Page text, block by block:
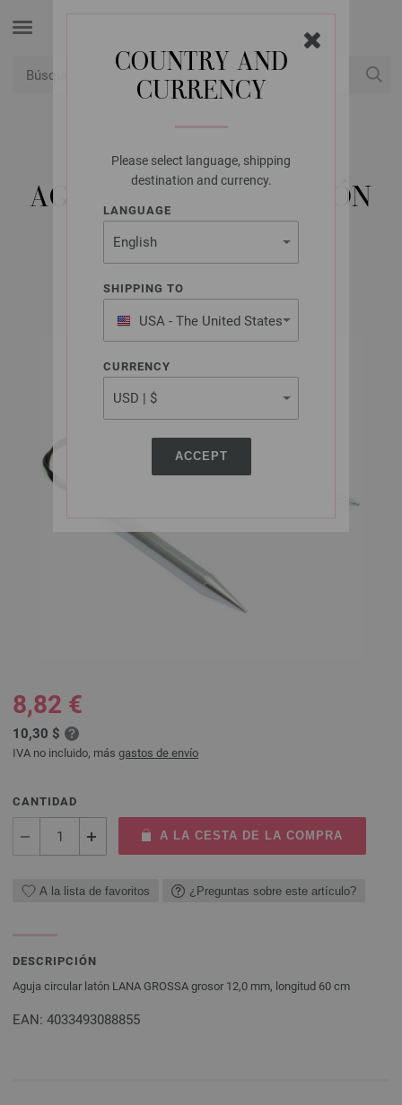
COUNTRY AND
CURRENCY
Please select language, shipping
destination and currency.
LANGUAGE
SHIPPING TO
USA - The United States
of America
CURRENCY
ACCEPT
LANA GROSSA
AGUJA CIRCULAR LATÓN
NO. 12,0/60CM
8,82 €
10,30 $
IVA no incluido, más gastos de envío
CANTIDAD
A LA CESTA DE LA COMPRA
A la lista de favoritos ¿Preguntas sobre este artículo?
DESCRIPCIÓN
Aguja circular latón LANA GROSSA grosor 12,0 mm, longitud 60 cm
EAN: 4033493088855